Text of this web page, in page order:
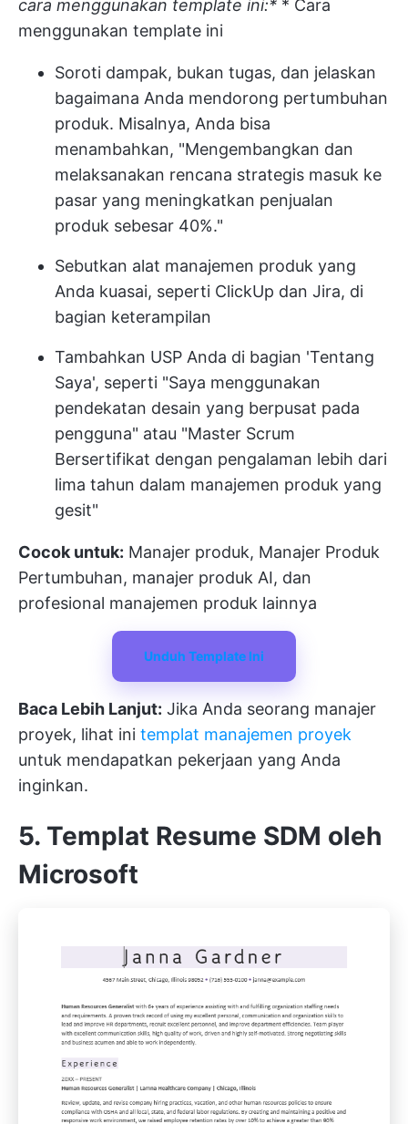
cara menggunakan template ini:* * Cara
menggunakan template ini
Soroti dampak, bukan tugas, dan jelaskan
bagaimana Anda mendorong pertumbuhan
produk. Misalnya, Anda bisa
menambahkan, "Mengembangkan dan
melaksanakan rencana strategis masuk ke
pasar yang meningkatkan penjualan
produk sebesar 40%."
Sebutkan alat manajemen produk yang
Anda kuasai, seperti ClickUp dan Jira, di
bagian keterampilan
Tambahkan USP Anda di bagian 'Tentang
Saya', seperti "Saya menggunakan
pendekatan desain yang berpusat pada
pengguna" atau "Master Scrum
Bersertifikat dengan pengalaman lebih dari
lima tahun dalam manajemen produk yang
gesit"
Cocok untuk: Manajer produk, Manajer Produk
Pertumbuhan, manajer produk AI, dan
profesional manajemen produk lainnya
Unduh Template Ini
Baca Lebih Lanjut: Jika Anda seorang manajer
proyek, lihat ini templat manajemen proyek
untuk mendapatkan pekerjaan yang Anda
inginkan.
5. Templat Resume SDM oleh
Microsoft